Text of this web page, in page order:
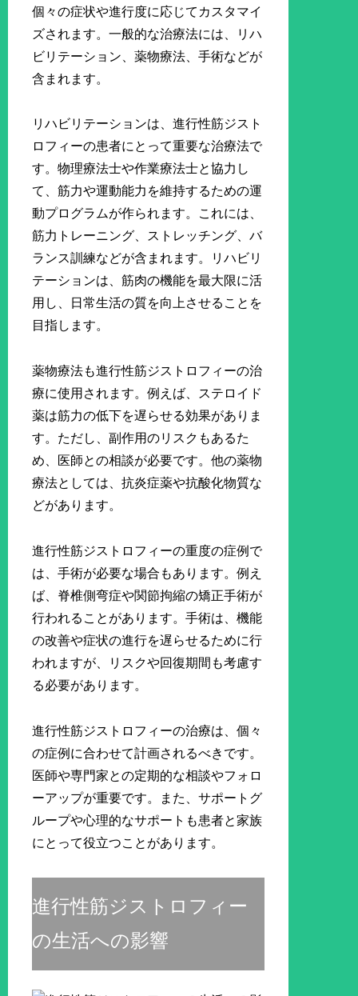
個々の症状や進行度に応じてカスタマイ
ズされます。一般的な治療法には、リハ
ビリテーション、薬物療法、手術などが
含まれます。
リハビリテーションは、進行性筋ジスト
ロフィーの患者にとって重要な治療法で
す。物理療法士や作業療法士と協力し
て、筋力や運動能力を維持するための運
動プログラムが作られます。これには、
筋力トレーニング、ストレッチング、バ
ランス訓練などが含まれます。リハビリ
テーションは、筋肉の機能を最大限に活
用し、日常生活の質を向上させることを
目指します。
薬物療法も進行性筋ジストロフィーの治
療に使用されます。例えば、ステロイド
薬は筋力の低下を遅らせる効果がありま
す。ただし、副作用のリスクもあるた
め、医師との相談が必要です。他の薬物
療法としては、抗炎症薬や抗酸化物質な
どがあります。
進行性筋ジストロフィーの重度の症例で
は、手術が必要な場合もあります。例え
ば、脊椎側弯症や関節拘縮の矯正手術が
行われることがあります。手術は、機能
の改善や症状の進行を遅らせるために行
われますが、リスクや回復期間も考慮す
る必要があります。
進行性筋ジストロフィーの治療は、個々
の症例に合わせて計画されるべきです。
医師や専門家との定期的な相談やフォロ
ーアップが重要です。また、サポートグ
ループや心理的なサポートも患者と家族
にとって役立つことがあります。
進行性筋ジストロフィー
の生活への影響